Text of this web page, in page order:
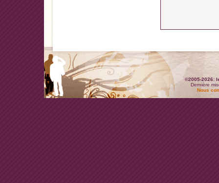
©2005-2026:
Dernière
Nous